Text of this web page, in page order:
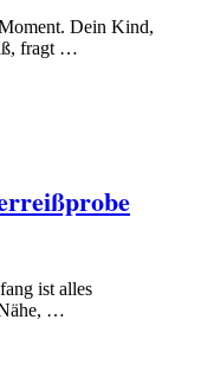
Dein Kind,
fragt …
ist alles
…